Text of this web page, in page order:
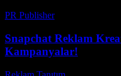
PR Publisher-
Snapchat Reklam
Kampanyalar!